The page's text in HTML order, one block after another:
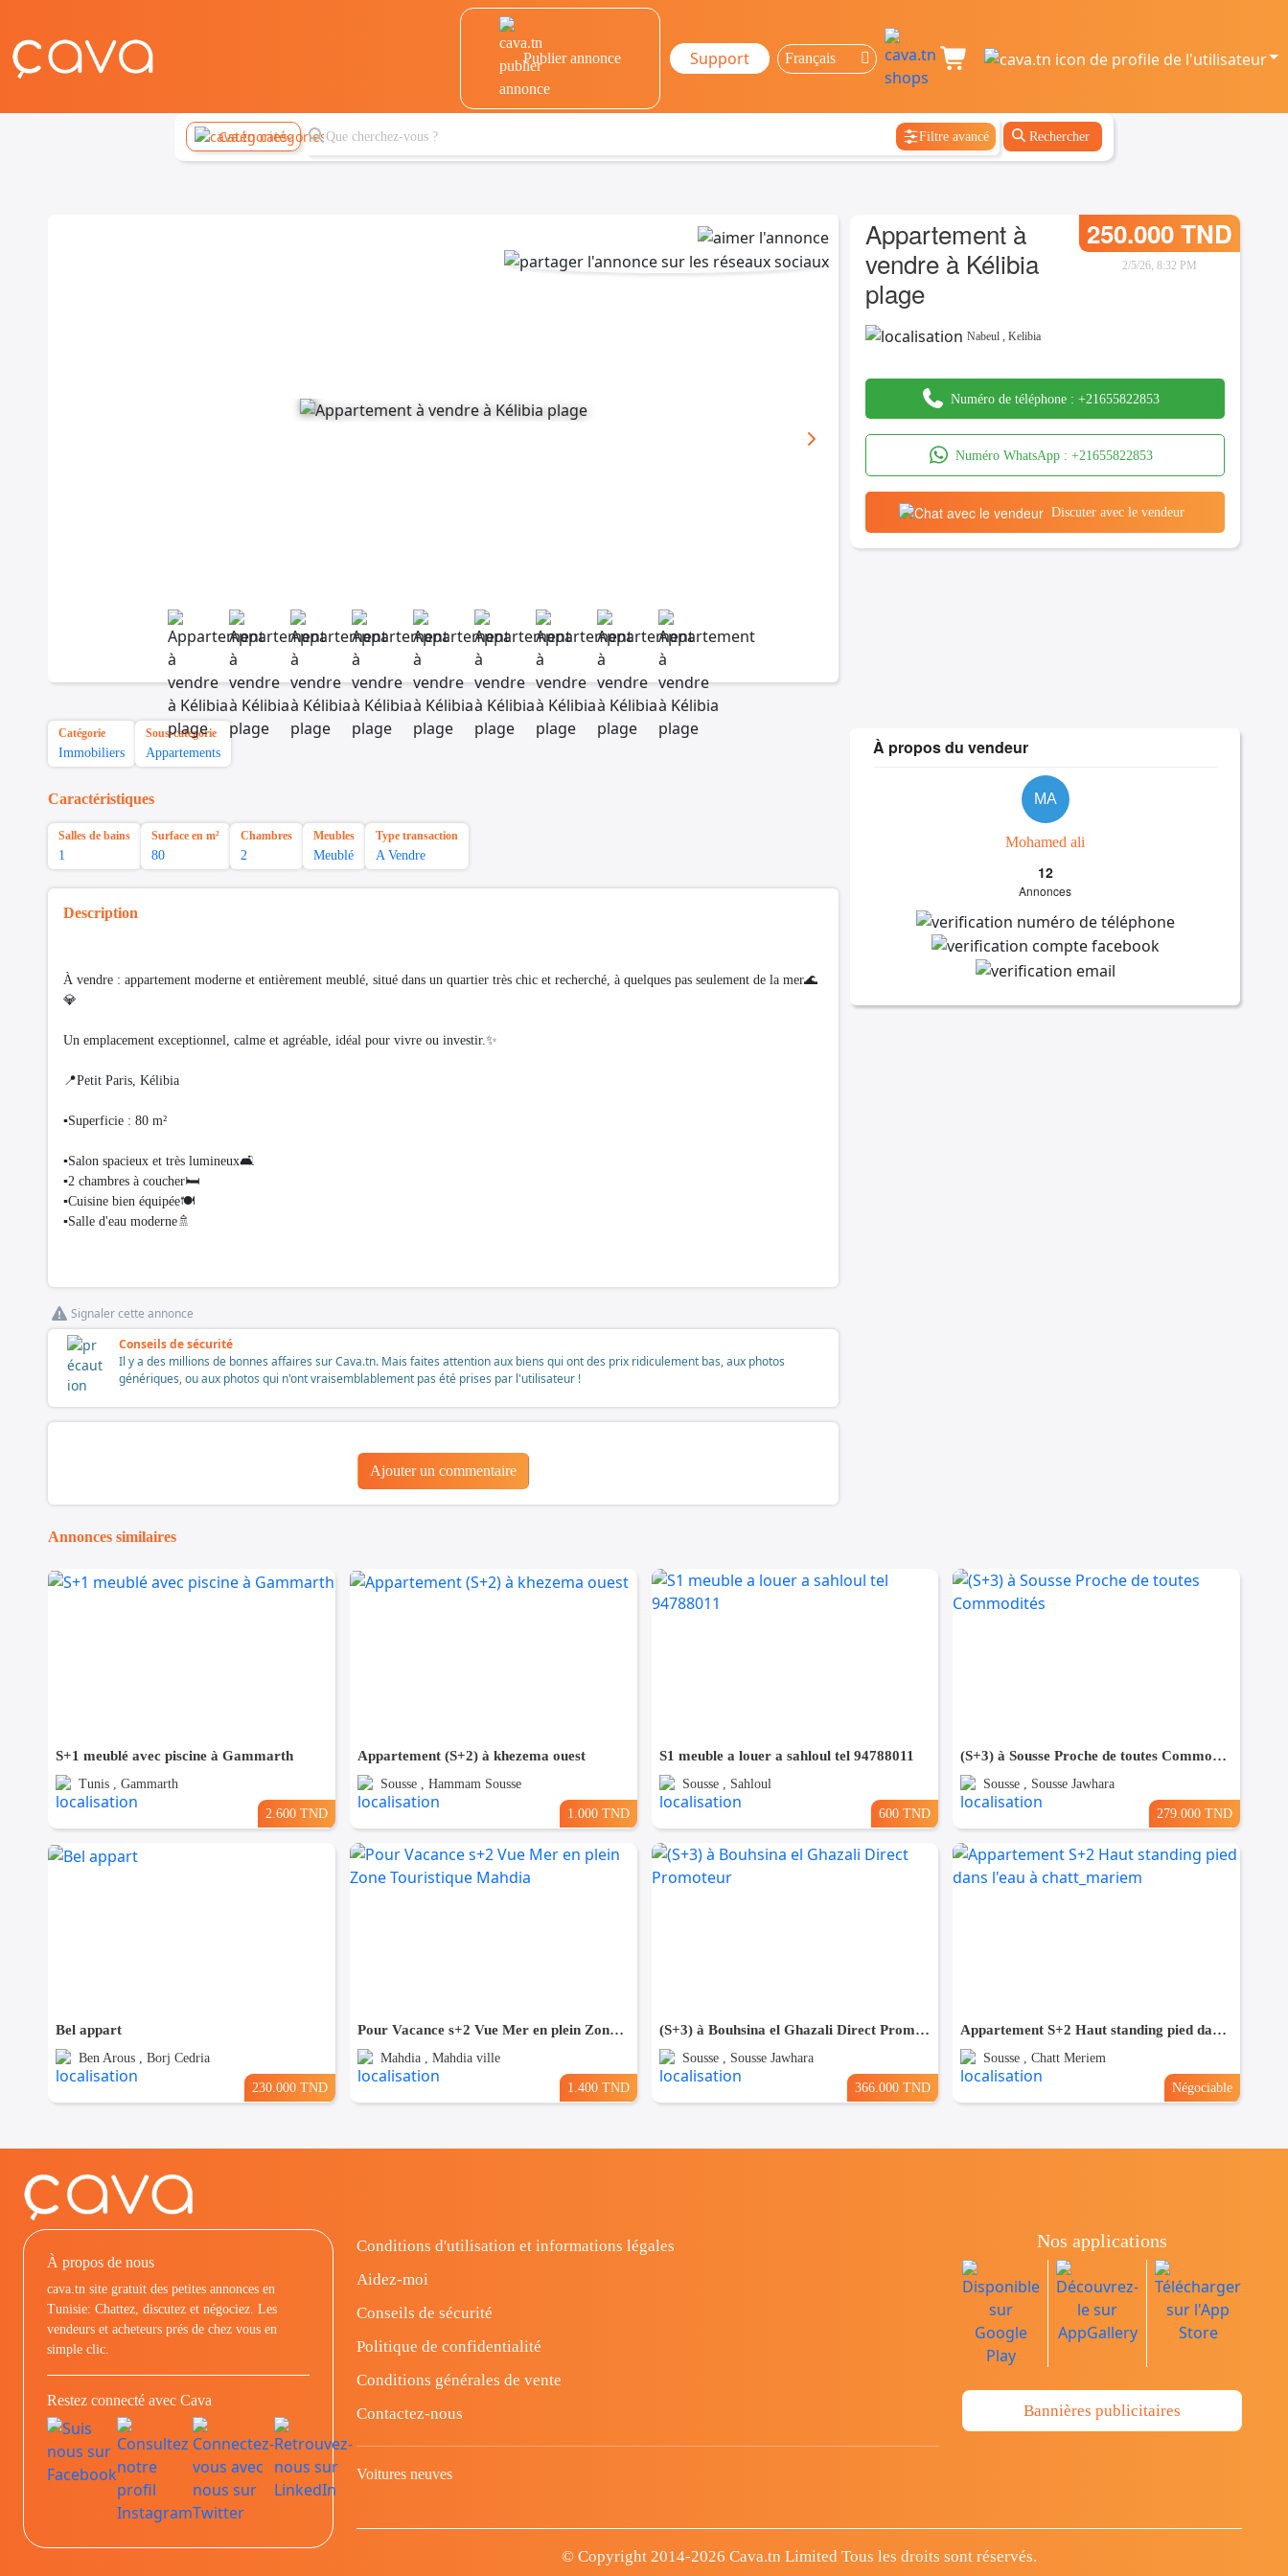
Publier annonce Support
Catégories Filtre avancé Rechercher
Appartement à
vendre à Kélibia
plage
250.000 TND
2/5/26, 8:32 PM
Nabeul ,Kelibia
Numéro de téléphone :+21655822853
Numéro WhatsApp : +21655822853
Discuter avec le vendeur
Catégorie
Immobiliers
Sous-catégorie
Appartements
Caractéristiques
Salles de bains
1
Surface en m²
80
Chambres
2
Meubles
Meublé
Type transaction
A Vendre
Description
À vendre : appartement moderne et entièrement meublé, situé dans un quartier très chic et recherché, à quelques pas seulement de la mer🌊
💎
Un emplacement exceptionnel, calme et agréable, idéal pour vivre ou investir.✨
📍Petit Paris, Kélibia
▪️Superficie : 80 m²
▪️Salon spacieux et très lumineux🛋️
▪️2 chambres à coucher🛏️
▪️Cuisine bien équipée🍽️
▪️Salle d'eau moderne🚿
Signaler cette annonce
Conseils de sécurité
Il y a des millions de bonnes affaires sur Cava.tn. Mais faites attention aux biens qui ont des prix ridiculement bas, aux photos
génériques, ou aux photos qui n'ont vraisemblablement pas été prises par l'utilisateur !
Ajouter un commentaire
À propos du vendeur
MA
Mohamed ali
12
Annonces
Annonces similaires
S+1 meublé avec piscine à Gammarth
Tunis , Gammarth
2.600 TND
Appartement (S+2) à khezema ouest
Sousse , Hammam Sousse
1.000 TND
S1 meuble a louer a sahloul tel 94788011
Sousse , Sahloul
600 TND
(S+3) à Sousse Proche de toutes Commodités
Sousse , Sousse Jawhara
279.000 TND
Bel appart
Ben Arous , Borj Cedria
230.000 TND
Pour Vacance s+2 Vue Mer en plein Zone Touristique Mahdia
Mahdia , Mahdia ville
1.400 TND
(S+3) à Bouhsina el Ghazali Direct Promoteur
Sousse , Sousse Jawhara
366.000 TND
Appartement S+2 Haut standing pied dans l'eau à chatt_mariem
Sousse , Chatt Meriem
Négociable
À propos de nous
cava.tn site gratuit des petites annonces en
Tunisie: Chattez, discutez et négociez. Les
vendeurs et acheteurs prés de chez vous en
simple clic.
Restez connecté avec Cava
Conditions d'utilisation et informations légales
Aidez-moi
Conseils de sécurité
Politique de confidentialité
Conditions générales de vente
Contactez-nous
Voitures neuves
Nos applications
Bannières publicitaires
© Copyright 2014-2026 Cava.tn Limited Tous les droits sont réservés.